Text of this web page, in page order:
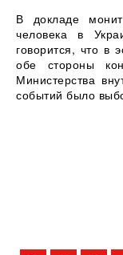
В докладе
человека в
говорится, что в
обе стороны
Министерства
событий было